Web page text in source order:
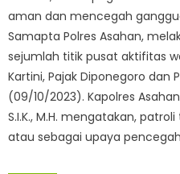
aman dan mencegah
Samapta Polres Asahan,
sejumlah titik pusat aktifitas
Kartini, Pajak Diponegoro dan
(09/10/2023). Kapolres Asahan
S.I.K., M.H. mengatakan,
atau sebagai upaya